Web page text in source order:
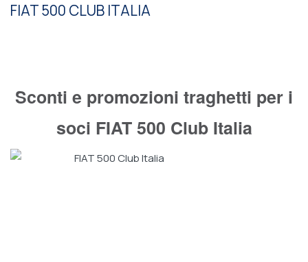
FIAT 500 CLUB ITALIA
Sconti e promozioni traghetti per i
soci FIAT 500 Club Italia